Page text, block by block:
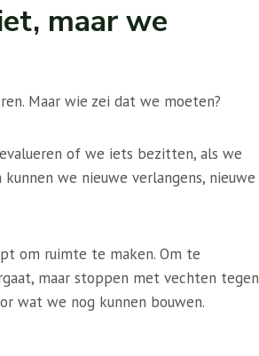
maar we
Maar wie zei dat we moeten?
of we iets bezitten, als we
we nieuwe verlangens, nieuwe
om ruimte te maken. Om te
maar stoppen met vechten tegen
wat we nog kunnen bouwen.